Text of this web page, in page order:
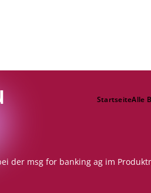
StartseiteAlle
der msg for banking ag im